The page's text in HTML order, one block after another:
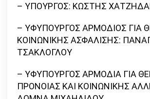
– ΥΠΟΥΡΓΟΣ: ΚΩΣΤΗΣ
– ΥΦΥΠΟΥΡΓΟΣ ΑΡΜΟΔΙΟΣ ΓΙΑ
ΚΟΙΝΩΝΙΚΗΣ ΑΣΦΑΛΙΣΗΣ:
ΤΣΑΚΛΟΓΛΟΥ
– ΥΦΥΠΟΥΡΓΟΣ ΑΡΜΟΔΙΑ ΓΙΑ
ΠΡΟΝΟΙΑΣ ΚΑΙ ΚΟΙΝΩΝΙΚΗΣ